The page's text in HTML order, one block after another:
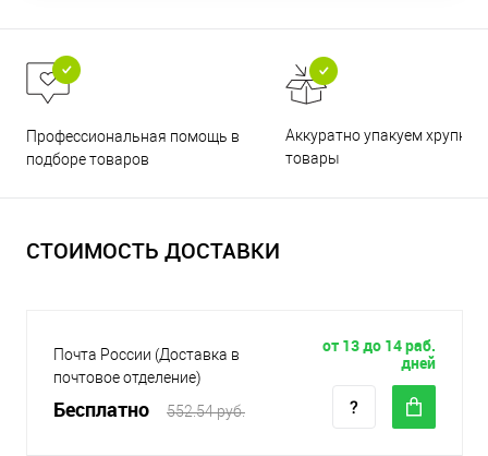
Профессиональная помощь в
подборе товаров
Аккуратно упакуем хрупкие
товары
СТОИМОСТЬ ДОСТАВКИ
Почта России (Доставка в
почтовое отделение)
Бесплатно 552.54 руб.
от 13 до 14 раб.
дней